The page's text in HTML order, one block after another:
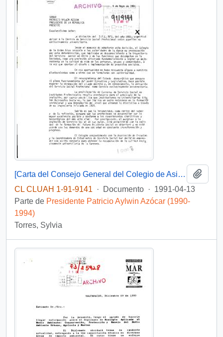
[Carta del Consejo General del Colegio de Asistentes Sociales dirigida al Presidente Patricio Aylwin, mediante la cual solicitan recuperar la calidad universitaria de la carrera de Servicio Social]
CL CLUAH 1-91-9141
· Documento · 1991-04-13
Parte de Presidente Patricio Aylwin Azócar (1990-
1994)
Torres, Sylvia